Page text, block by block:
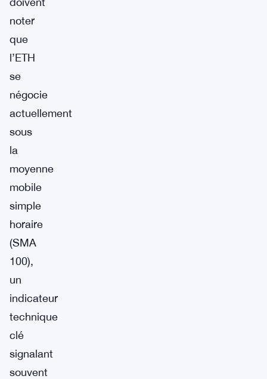
noter
que
l’ETH
se
négocie
actuellement
sous
la
moyenne
mobile
simple
horaire
(SMA
100),
un
indicateur
technique
clé
signalant
souvent